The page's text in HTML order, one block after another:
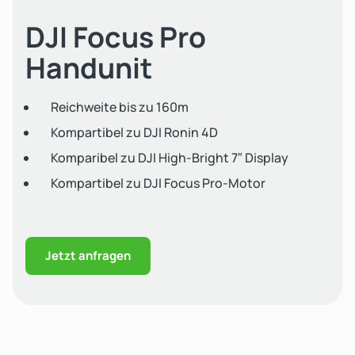
DJI Focus Pro
Handunit
Reichweite bis zu 160m
Kompartibel zu DJI Ronin 4D
Komparibel zu DJI High-Bright 7″ Display
Kompartibel zu DJI Focus Pro-Motor
Jetzt anfragen